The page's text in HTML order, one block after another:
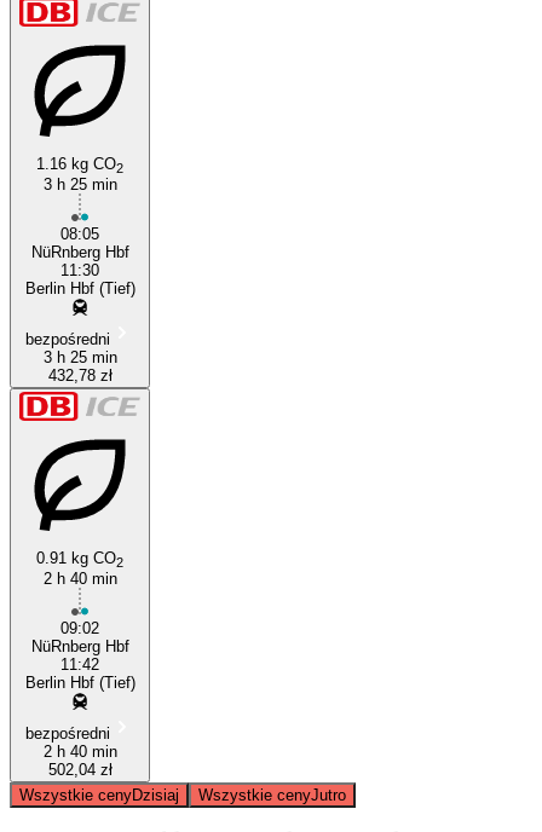
1.16 kg CO2
3 h 25 min
08:05
NüRnberg Hbf
11:30
Berlin Hbf (Tief)
bezpośredni
3 h 25 min
432,78 zł
0.91 kg CO2
2 h 40 min
09:02
NüRnberg Hbf
11:42
Berlin Hbf (Tief)
bezpośredni
2 h 40 min
502,04 zł
Wszystkie cenyDzisiaj Wszystkie cenyJutro